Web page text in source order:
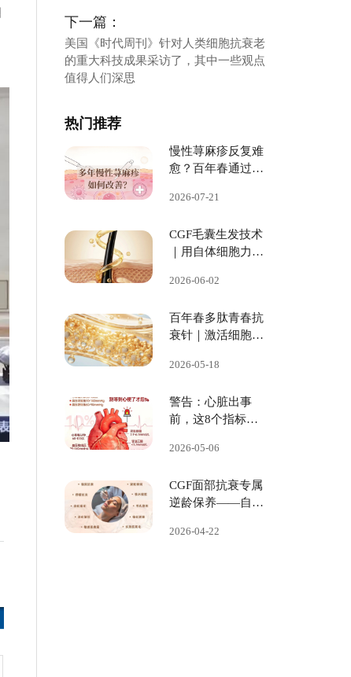
下一篇：
美国《时代周刊》针对人类细胞抗衰老
的重大科技成果采访了，其中一些观点
值得人们深思
热门推荐
慢性荨麻疹反复难
愈？百年春通过免
2026-07-21
CGF毛囊生发技术
｜用自体细胞力
囊！
2026-06-02
百年春多肽青春抗
衰针｜激活细胞源
谢、颜值、机能全
2026-05-18
警告：心脏出事
前，这8个指标早
2026-05-06
CGF面部抗衰专属
逆龄保养——自体
2026-04-22